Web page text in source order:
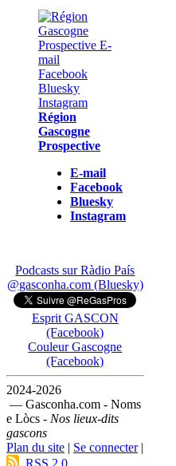
Région
Gascogne
Prospective
E-mail
Facebook
Bluesky
Instagram
Podcasts sur Ràdio País
@gasconha.com (Bluesky)
Esprit GASCON
(Facebook)
Couleur Gascogne
(Facebook)
2024-2026
— Gasconha.com - Noms
e Lòcs - Nos lieux-dits
gascons
Plan du site | Se connecter|